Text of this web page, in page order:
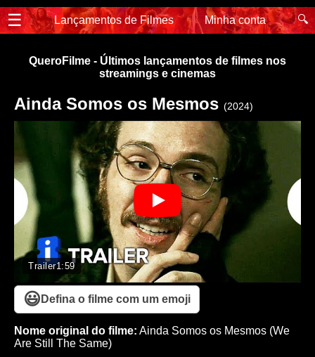
☰ Lançamentos de Filmes Minha conta 🔍
QueroFilme - Últimos lançamentos de filmes nos
streamings e cinemas
Ainda Somos os Mesmos (2024)
Trailer1:59
😃 Defina o filme com um emoji
Nome original do filme: Ainda Somos os Mesmos (We
Are Still The Same)